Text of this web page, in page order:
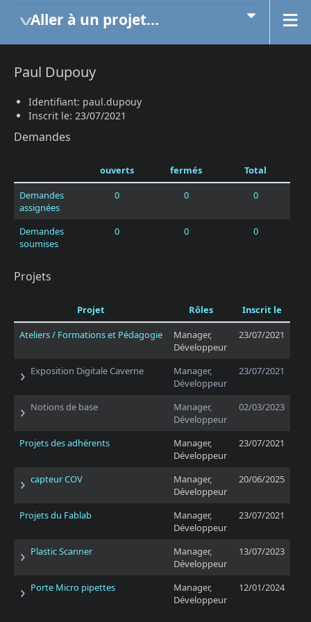
Aller à un projet...
Paul Dupouy
Identifiant: paul.dupouy
Inscrit le: 23/07/2021
Demandes
ouverts fermés
Total
Demandes
assignées
0 0 0
Demandes
soumises
0 0 0
Projets
Projet Rôles
Inscrit le
Ateliers / Formations et Pédagogie
Manager,
Développeur
23/07/2021
Exposition Digitale Caverne
Manager,
Développeur
23/07/2021
Notions de base
Manager,
Développeur
02/03/2023
Projets des adhérents
Manager,
Développeur
23/07/2021
capteur COV
Manager,
Développeur
20/06/2025
Projets du Fablab
Manager,
Développeur
23/07/2021
Plastic Scanner
Manager,
Développeur
13/07/2023
Porte Micro pipettes
Manager,
Développeur
12/01/2024